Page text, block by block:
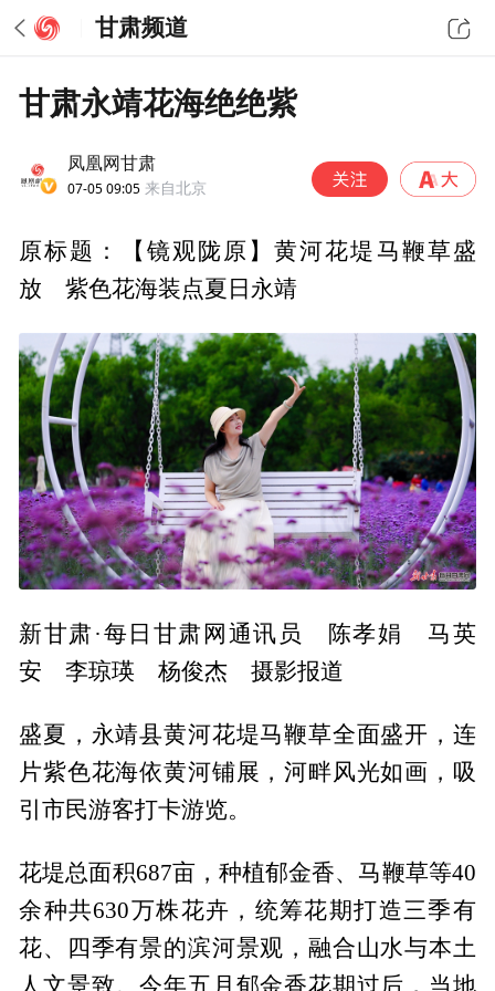
甘肃频道
甘肃永靖花海绝绝紫
凤凰网甘肃
07-05 09:05 来自北京
原标题：【镜观陇原】黄河花堤马鞭草盛
放 紫色花海装点夏日永靖
新甘肃·每日甘肃网通讯员 陈孝娟 马英
安 李琼瑛 杨俊杰 摄影报道
盛夏，永靖县黄河花堤马鞭草全面盛开，连
片紫色花海依黄河铺展，河畔风光如画，吸
引市民游客打卡游览。
花堤总面积687亩，种植郁金香、马鞭草等40
余种共630万株花卉，统筹花期打造三季有
花、四季有景的滨河景观，融合山水与本土
人文景致。今年五月郁金香花期过后，当地